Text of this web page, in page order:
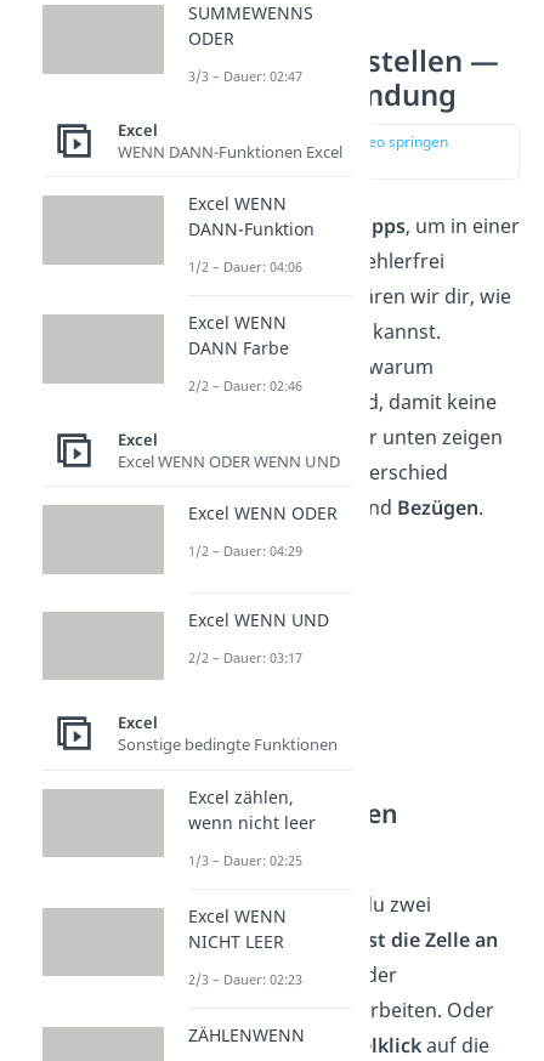
Excel Formel erstellen —
Tipps zur Anwendung
zur Stelle im Video springen
(03:52)
Hier findest du einige Tipps, um in einer
Excel TabelleFormeln
fehlerfrei
einzugeben. Dabei erklären wir dir, wie
Formeln bearbeiten
kannst.
Außerdem erfährst du, warum
Datentypen
wichtig sind, damit keine
Fehler entstehen. Weiter unten zeigen
wir am Beispiel den Unterschied
zwischenKonstanten und Bezügen.
Formeln bearbeiten
Willst du eine Formel in
Excel
bearbeiten
, hast du zwei
Möglichkeiten. Du
klickst die Zelle an
und kannst sie oben in der
bearbeiten. Oder
du machst einen
Doppelklickauf die
SUMMEWENNS
ODER
3/3 – Dauer: 02:47
Excel
WENN DANN-Funktionen Excel
Excel WENN
DANN-Funktion
1/2 – Dauer: 04:06
Excel WENN
DANN Farbe
2/2 – Dauer: 02:46
Excel
Excel WENN ODER WENN UND
Excel WENN ODER
1/2 – Dauer: 04:29
Excel WENN UND
2/2 – Dauer: 03:17
Excel
Sonstige bedingte Funktionen
Excel zählen,
wenn nicht leer
1/3 – Dauer: 02:25
Excel WENN
NICHT LEER
2/3 – Dauer: 02:23
ZÄHLENWENN